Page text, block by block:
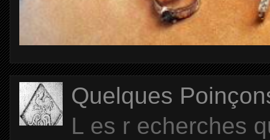
Quelques
L es r echerches